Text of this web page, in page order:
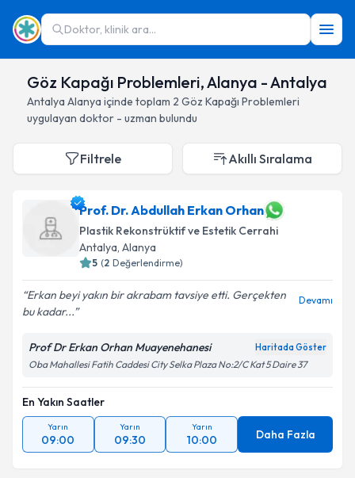
Doktor, klinik ara...
Göz Kapağı Problemleri, Alanya - Antalya
Antalya Alanya içinde toplam 2 Göz Kapağı Problemleri
uygulayan doktor - uzman bulundu
Filtrele Akıllı Sıralama
Prof. Dr. Abdullah Erkan Orhan
Plastik Rekonstrüktif ve Estetik Cerrahi
Antalya, Alanya
5 (2 Değerlendirme)
Erkan beyi yakın bir akrabam tavsiye etti. Gerçekten
bu kadar...
Devamı
Prof Dr Erkan Orhan Muayenehanesi Haritada Göster
Oba Mahallesi Fatih Caddesi City Selka Plaza No:2/C Kat 5 Daire 37
En Yakın Saatler
Yarın
09:00
Yarın
09:30
Yarın
10:00 Daha Fazla